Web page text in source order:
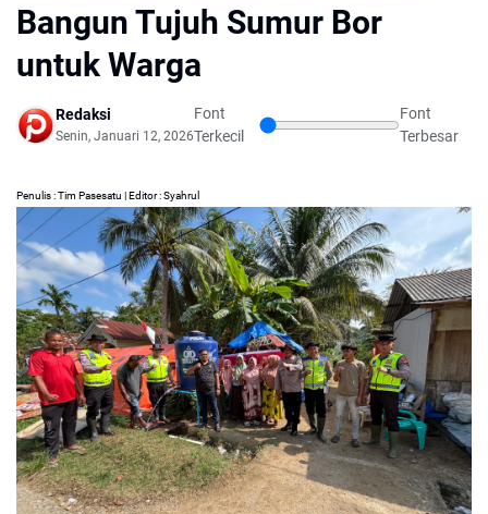
Bangun Tujuh Sumur Bor
untuk Warga
Redaksi
Senin, Januari 12, 2026
Font
Terkecil
Font
Terbesar
Penulis : Tim Pasesatu | Editor : Syahrul